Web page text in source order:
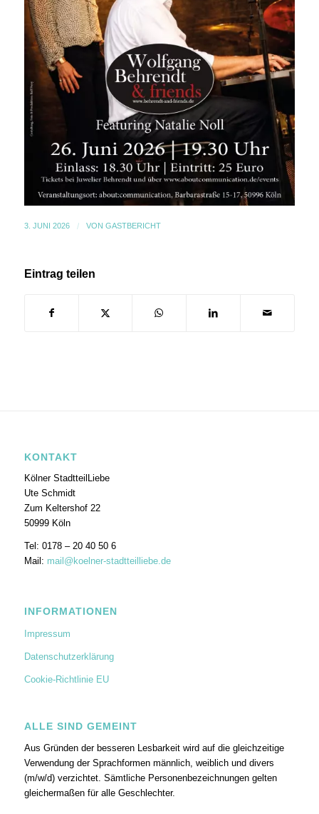
3. JUNI 2026 / VON GASTBERICHT
Eintrag teilen
KONTAKT
Kölner StadtteilLiebe
Ute Schmidt
Zum Keltershof 22
50999 Köln
Tel: 0178 – 20 40 50 6
Mail: mail@koelner-stadtteilliebe.de
INFORMATIONEN
Impressum
Datenschutzerklärung
Cookie-Richtlinie EU
ALLE SIND GEMEINT
Aus Gründen der besseren Lesbarkeit wird auf die gleichzeitige
Verwendung der Sprachformen männlich, weiblich und divers
(m/w/d) verzichtet. Sämtliche Personenbezeichnungen gelten
gleichermaßen für alle Geschlechter.